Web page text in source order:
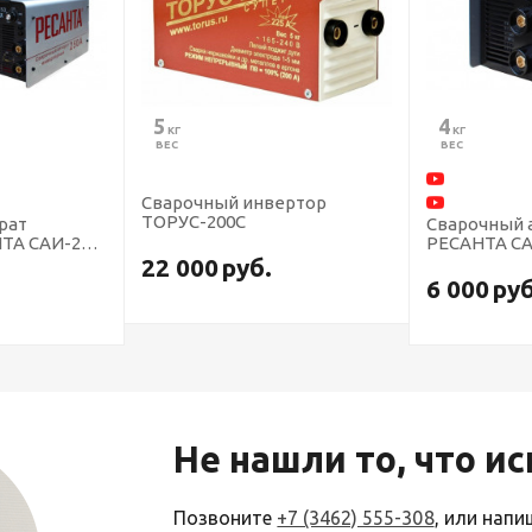
4 КГ
ВЕС
Сварочный аппарат
руб.
11 КГ
ВЕС
Сварочный
ТОРУС-320
Не нашли то, что
Позвоните +7 (3462) 555-308, или